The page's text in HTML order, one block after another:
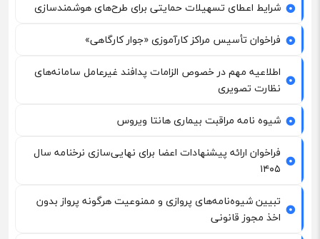
شرایط اعطای تسهیلات حمایتی برای طرح‌های هوشمندسازی
فراخوان تأسیس مراکز کارآموزی «جوار کارگاهی»
اطلاعیه مهم در خصوص الزامات پدافند غیرعامل سامانه‌های
نظارت تصویری
شیوه نامه مراقبت بیماری هانتا ویروس
فراخوان ارائه پیشنهادات اعضا برای نهایی‌سازی نرخنامه سال
۱۴۰۵
تبیین شیوه‌نامه‌های پروازی و ممنوعیت هرگونه پرواز بدون
اخذ مجوز قانونی